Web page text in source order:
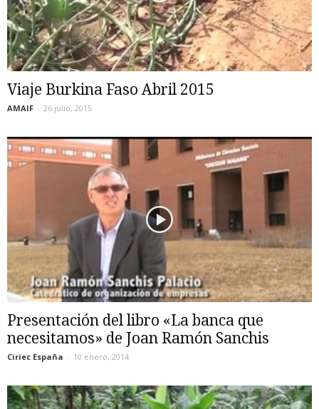
Viaje Burkina Faso Abril 2015
AMAIF - 26 julio, 2015
Presentación del libro «La banca que
necesitamos» de Joan Ramón Sanchis
Ciriec España - 10 enero, 2014